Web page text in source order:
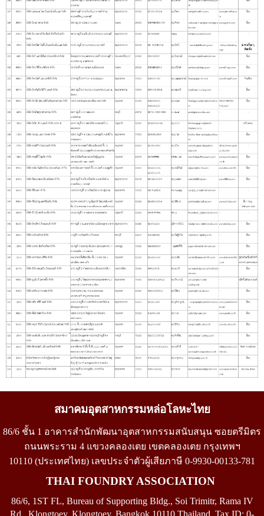
สมาคมอุตสาหกรรมหล่อโลหะไทย
86/6 ชั้น 1 อาคารสำนักพัฒนาอุตสาหกรรมสนับสนุน ซอยตรีมิตร
ถนนพระราม 4 แขวงคลองเตย เขตคลองเตย กรุงเทพฯ
10110 (ประเทศไทย) เลขประจำตัวผู้เสียภาษี 0-9930-00133-781
THAI FOUNDRY ASSOCIATION
86/6, 1ST FL, Bureau of Supporting Bldg., Soi Trimitr, Rama IV